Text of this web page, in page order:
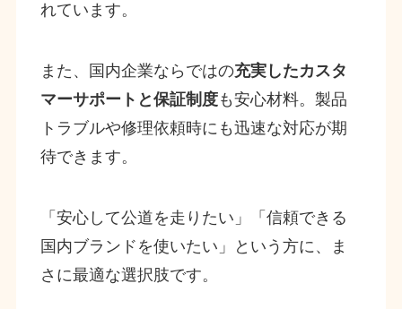
れています。
また、国内企業ならではの充実したカスタ
マーサポートと保証制度も安心材料。製品
トラブルや修理依頼時にも迅速な対応が期
待できます。
「安心して公道を走りたい」「信頼できる
国内ブランドを使いたい」という方に、ま
さに最適な選択肢です。